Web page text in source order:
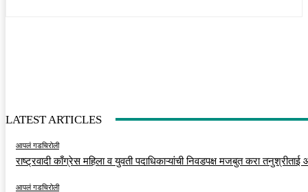
LATEST ARTICLES
आपलं गडचिरोली
राष्ट्रवादी काँग्रेस महिला व युवती पदाधिकाऱ्यांची निवडपक्ष मजबुत करा
आपलं गडचिरोली